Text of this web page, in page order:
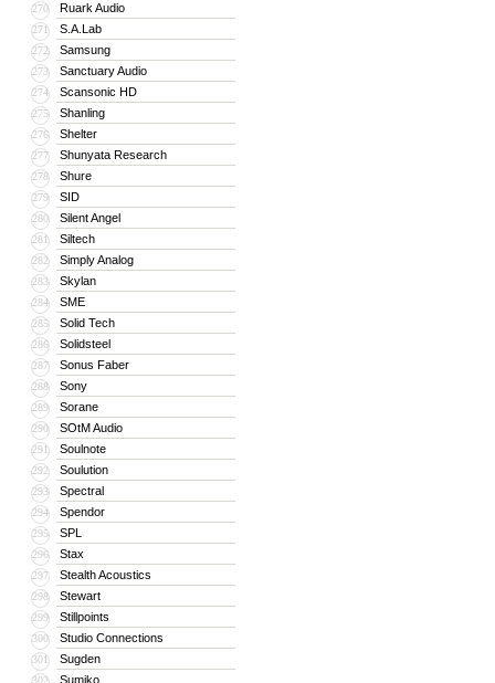
270 Ruark Audio
271 S.A.Lab
272 Samsung
273 Sanctuary Audio
274 Scansonic HD
275 Shanling
276 Shelter
277 Shunyata Research
278 Shure
279 SID
280 Silent Angel
281 Siltech
282 Simply Analog
283 Skylan
284 SME
285 Solid Tech
286 Solidsteel
287 Sonus Faber
288 Sony
289 Sorane
290 SOtM Audio
291 Soulnote
292 Soulution
293 Spectral
294 Spendor
295 SPL
296 Stax
297 Stealth Acoustics
298 Stewart
299 Stillpoints
300 Studio Connections
301 Sugden
302 Sumiko